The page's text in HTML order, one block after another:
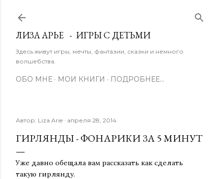
ЛИЗА АРЬЕ - ИГРЫ С ДЕТЬМИ
Здесь живут игры, мечты, фантазии, сказки и немного
волшебства.
ОБО МНЕ МОИ КНИГИ ПОДРОБНЕЕ…
Автор: Liza Arie апреля 28, 2014
ГИРЛЯНДЫ - ФОНАРИКИ ЗА 5 МИНУТ
Уже давно обещала вам рассказать как сделать
такую гирлянду.